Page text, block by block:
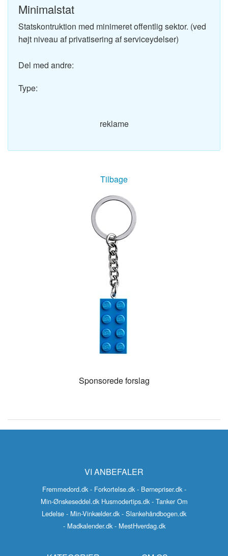
Minimalstat
Statskontruktion med minimeret offentlig sektor. (ved
højt niveau af privatisering af serviceydelser)
Del med andre:
Type:
reklame
Tilbage
Sponsorede forslag
VI ANBEFALER
Fremmedord.dk - Forkortelse.dk - Børnepriser.dk -
Min-Ønskeseddel.dk Husmodertips.dk - Tanker Om
Ledelse - Min-Vinkælder.dk - Slankehåndbogen.dk
- Madkalender.dk - MestHverdag.dk